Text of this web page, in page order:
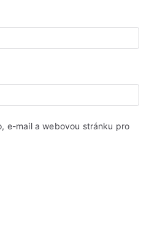
e-mail a webovou stránku pro